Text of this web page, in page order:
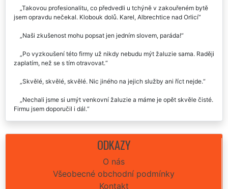
EXTRA ÚKLIDU a opravdu jsem udělala dobře. Rozhodně dostáli
svému jménu extra.
Takovou profesionalitu, co předvedli u tchýně v zakouřeném bytě
jsem opravdu nečekal. Klobouk dolů. Karel, Albrechtice nad Orlicí
Naši zkušenost mohu popsat jen jedním slovem, paráda!
Po vyzkoušení této firmy už nikdy nebudu mýt žaluzie sama. Raději
zaplatím, než se s tím otravovat.
Skvělé, skvělé, skvělé. Nic jiného na jejich služby ani říct nejde.
Firmu jsem doporučil i dál.
Chtěl bych touto cestou poděkovat celé společnosti EXTRA
UKLÍZENÍ za pomoc u mé maminky v Albrechticích nad Orlicí. Službu
určitě doporučím každému.
ODKAZY
O nás